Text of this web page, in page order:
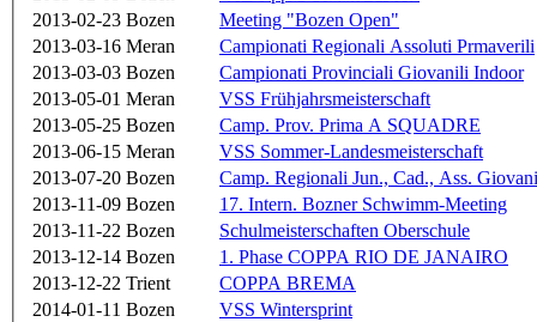
2013-02-23 Bozen
Meeting "Bozen Open"
2013-03-16 Meran
Campionati Regionali Assoluti Prmaverili
2013-03-03 Bozen
Campionati Provinciali Giovanili Indoor
2013-05-01 Meran
VSS Frühjahrsmeisterschaft
2013-05-25 Bozen
Camp. Prov. Prima A SQUADRE
2013-06-15 Meran
VSS Sommer-Landesmeisterschaft
2013-07-20 Bozen
Camp. Regionali Jun., Cad., Ass. Giovani
2013-11-09 Bozen
17. Intern. Bozner Schwimm-Meeting
2013-11-22 Bozen
Schulmeisterschaften Oberschule
2013-12-14 Bozen
1. Phase COPPA RIO DE JANAIRO
2013-12-22 Trient
COPPA BREMA
2014-01-11 Bozen
VSS Wintersprint